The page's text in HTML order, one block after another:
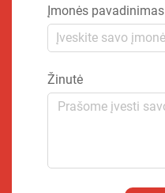
Įmonės pavadinimas
Žinutė